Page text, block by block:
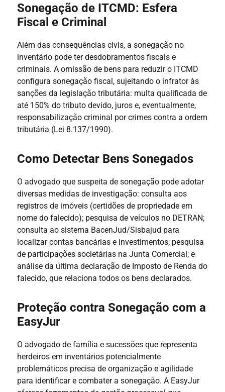
Sonegação de ITCMD: Esfera
Fiscal e Criminal
Além das consequências civis, a sonegação no
inventário pode ter desdobramentos fiscais e
criminais. A omissão de bens para reduzir o ITCMD
configura sonegação fiscal, sujeitando o infrator às
sanções da legislação tributária: multa qualificada de
até 150% do tributo devido, juros e, eventualmente,
responsabilização criminal por crimes contra a ordem
tributária (Lei 8.137/1990).
Como Detectar Bens Sonegados
O advogado que suspeita de sonegação pode adotar
diversas medidas de investigação: consulta aos
registros de imóveis (certidões de propriedade em
nome do falecido); pesquisa de veículos no DETRAN;
consulta ao sistema BacenJud/Sisbajud para
localizar contas bancárias e investimentos; pesquisa
de participações societárias na Junta Comercial; e
análise da última declaração de Imposto de Renda do
falecido, que relaciona todos os bens declarados.
Proteção contra Sonegação com a
EasyJur
O advogado de família e sucessões que representa
herdeiros em inventários potencialmente
problemáticos precisa de organização e agilidade
para identificar e combater a sonegação. A EasyJur